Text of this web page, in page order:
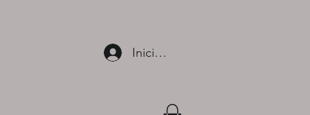
Iniciar sesión